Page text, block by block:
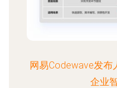
网易Codewave发布
企业